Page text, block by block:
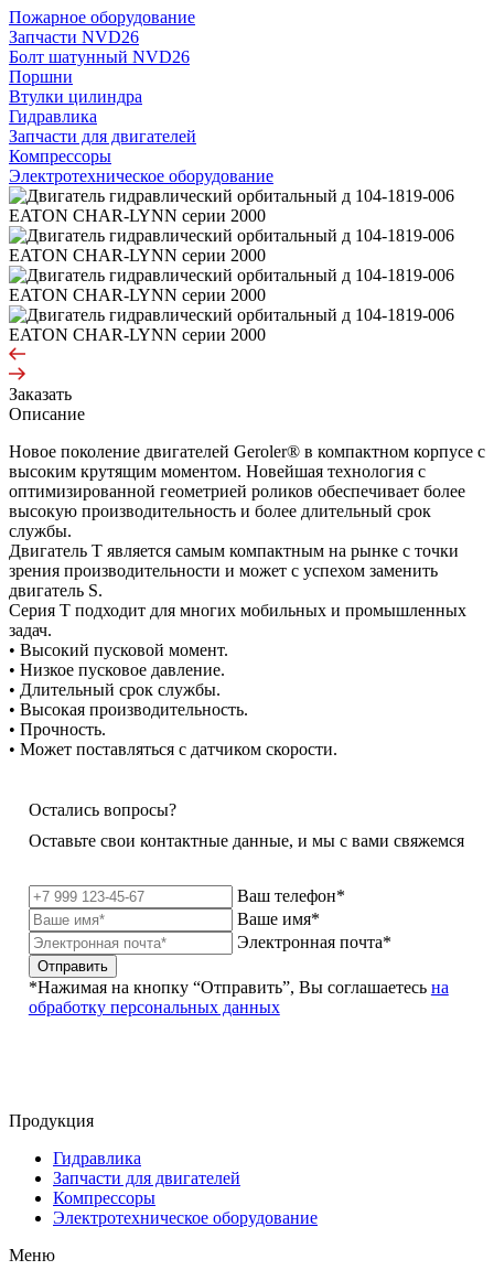
Пожарное оборудование
Запчасти NVD26
Болт шатунный NVD26
Поршни
Втулки цилиндра
Гидравлика
Запчасти для двигателей
Компрессоры
Электротехническое оборудование
Заказать
Описание
Новое поколение двигателей Geroler® в компактном корпусе с
высоким крутящим моментом. Новейшая технология с
оптимизированной геометрией роликов обеспечивает более
высокую производительность и более длительный срок
службы.
Двигатель T является самым компактным на рынке с точки
зрения производительности и может с успехом заменить
двигатель S.
Серия T подходит для многих мобильных и промышленных
задач.
• Высокий пусковой момент.
• Низкое пусковое давление.
• Длительный срок службы.
• Высокая производительность.
• Прочность.
• Может поставляться с датчиком скорости.
Остались вопросы?
Оставьте свои контактные данные, и мы с вами свяжемся
Ваш телефон*
Ваше имя*
Электронная почта*
Отправить
*Нажимая на кнопку “Отправить”, Вы соглашаетесь на
обработку персональных данных
Продукция
Гидравлика
Запчасти для двигателей
Компрессоры
Электротехническое оборудование
Меню